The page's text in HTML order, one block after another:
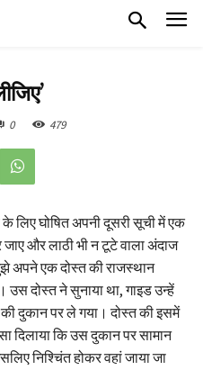
0 479
लिए घोषित अपनी दूसरी सूची में एक
और लाठी भी न टूटे वाला अंदाज
अपने एक दोस्त की राजस्थान
उस दोस्त ने सुनाया था, गाइड उन्हें
की दुकान पर ले गया। दोस्त की इसमें
दिलाया कि उस दुकान पर सामान
निश्चिंत होकर वहां जाया जा